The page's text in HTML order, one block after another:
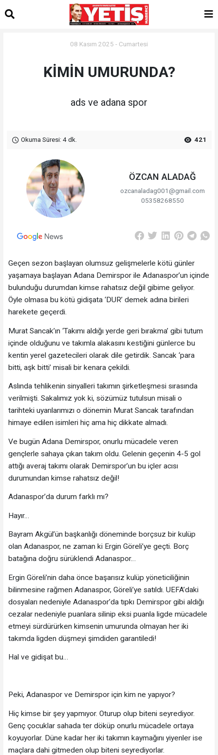
08 Kasım 2025 - Cumartesi
KİMİN UMURUNDA?
ads ve adana spor
Okuma Süresi: 4 dk. 421
ÖZCAN ALADAĞ
ozcanaladag001@gmail.com
05358268550
Geçen sezon başlayan olumsuz gelişmelerle kötü günler
yaşamaya başlayan Adana Demirspor ile Adanaspor’un içinde
bulunduğu durumdan kimse rahatsız değil gibime geliyor.
Öyle olmasa bu kötü gidişata ‘DUR’ demek adına birileri
harekete geçerdi.
Murat Sancak’ın ‘Takımı aldığı yerde geri bırakma’ gibi tutum
içinde olduğunu ve takımla alakasını kestiğini günlerce bu
kentin yerel gazetecileri olarak dile getirdik. Sancak ‘para
bitti, aşk bitti’ misali bir kenara çekildi.
Aslında tehlikenin sinyalleri takımın şirketleşmesi sırasında
verilmişti. Sakalımız yok ki, sözümüz tutulsun misali o
tarihteki uyarılarımızı o dönemin Murat Sancak tarafından
himaye edilen isimleri hiç ama hiç dikkate almadı.
Ve bugün Adana Demirspor, onurlu mücadele veren
gençlerle sahaya çıkan takım oldu. Gelenin geçenin 4-5 gol
attığı averaj takımı olarak Demirspor’un bu içler acısı
durumundan kimse rahatsız değil!
Adanaspor’da durum farklı mı?
Hayır…
Bayram Akgül’ün başkanlığı döneminde borçsuz bir kulüp
olan Adanaspor, ne zaman ki Ergin Göreli’ye geçti. Borç
batağına doğru sürüklendi Adanaspor…
Ergin Göreli’nin daha önce başarısız kulüp yöneticiliğinin
bilinmesine rağmen Adanaspor, Göreli’ye satıldı. UEFA’daki
dosyaları nedeniyle Adanaspor’da tıpkı Demirspor gibi aldığı
cezalar nedeniyle puanlara silinip eksi puanla ligde mücadele
etmeyi sürdürürken kimsenin umurunda olmayan her iki
takımda ligden düşmeyi şimdiden garantiledi!
Hal ve gidişat bu…
Peki, Adanaspor ve Demirspor için kim ne yapıyor?
Hiç kimse bir şey yapmıyor. Oturup olup biteni seyrediyor.
Genç çocuklar sahada ter döküp onurlu mücadele ortaya
koyuyorlar. Düne kadar her iki takımın kaymağını yiyenler ise
maçlara dahi gitmeden olup biteni seyrediyorlar.